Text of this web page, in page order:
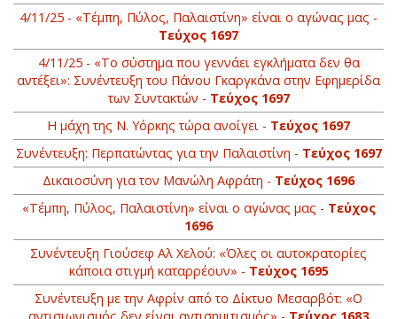
4/11/25 - «Τέμπη, Πύλος, Παλαιστίνη» είναι ο αγώνας μας -
Τεύχος 1697
4/11/25 - «Το σύστημα που γεννάει εγκλήματα δεν θα
αντέξει»: Συνέντευξη του Πάνου Γκαργκάνα στην Εφημερίδα
των Συντακτών - Τεύχος 1697
Η μάχη της Ν. Υόρκης τώρα ανοίγει - Τεύχος 1697
Συνέντευξη: Περπατώντας για την Παλαιστίνη - Τεύχος 1697
Δικαιοσύνη για τον Μανώλη Αφράτη - Τεύχος 1696
«Τέμπη, Πύλος, Παλαιστίνη» είναι ο αγώνας μας - Τεύχος
1696
Συνέντευξη Γιούσεφ Αλ Χελού: «Όλες οι αυτοκρατορίες
κάποια στιγμή καταρρέουν» - Τεύχος 1695
Συνέντευξη με την Αφρίν από το Δίκτυο Μεσαρβότ: «Ο